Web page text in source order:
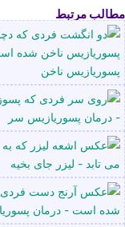
مطالب مرتبط